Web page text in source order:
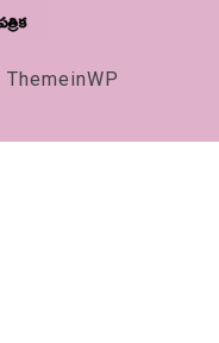
ThemeinWP